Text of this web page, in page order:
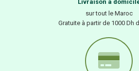
Livraison à
sur tout le Maroc
Gratuite à partir de 1000 Dh